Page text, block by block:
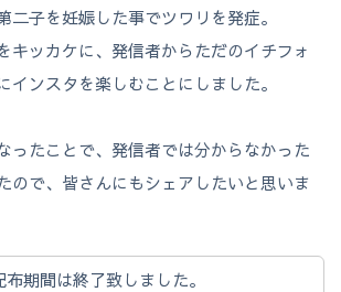
二子を妊娠した事でツワリを発症。
キッカケに、発信者からただのイチフォ
インスタを楽しむことにしました。
ったことで、発信者では分からなかった
ので、皆さんにもシェアしたいと思いま
期間は終了致しました。